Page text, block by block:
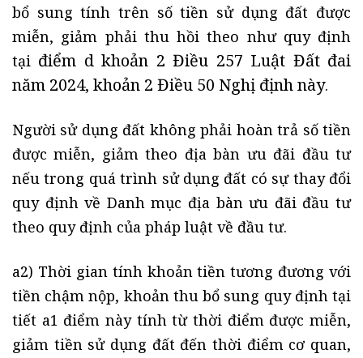
bổ sung tính trên số tiền sử dụng đất được
miễn, giảm phải thu hồi theo như quy định
tại điểm d khoản 2 Điều 257 Luật Đất đai
năm 2024, khoản 2 Điều 50 Nghị định này.
Người sử dụng đất không phải hoàn trả số tiền
được miễn, giảm theo địa bàn ưu đãi đầu tư
nếu trong quá trình sử dụng đất có sự thay đổi
quy định về Danh mục địa bàn ưu đãi đầu tư
theo quy định của pháp luật về đầu tư.
a2) Thời gian tính khoản tiền tương đương với
tiền chậm nộp, khoản thu bổ sung quy định tại
tiết a1 điểm này tính từ thời điểm được miễn,
giảm tiền sử dụng đất đến thời điểm cơ quan,